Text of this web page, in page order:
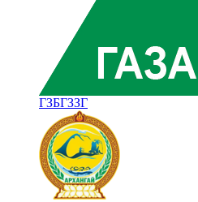
ГЗБГЗЗГ